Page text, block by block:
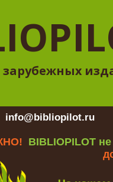
info@bibliopilot.ru
BIBLIOPILOT